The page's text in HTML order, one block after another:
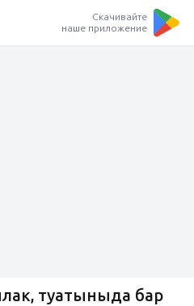
Скачивайте
наше приложение
туатыныда бар